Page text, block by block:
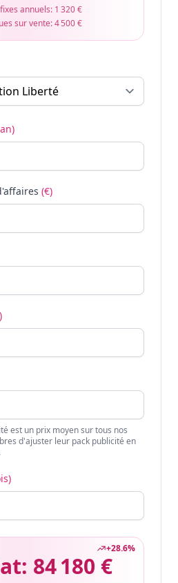
annuels: 1 320 €
sur vente:4 500 €
(€)
est un prix moyen sur tous nos
d'ajuster leur pack publicité en
+28.6%
84 180 €